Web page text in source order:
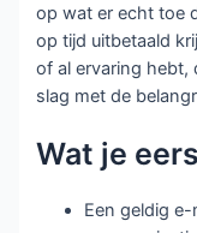
op wat er echt toe
op tijd uitbetaald
of al ervaring hebt,
slag met de
Wat je
Een geldig